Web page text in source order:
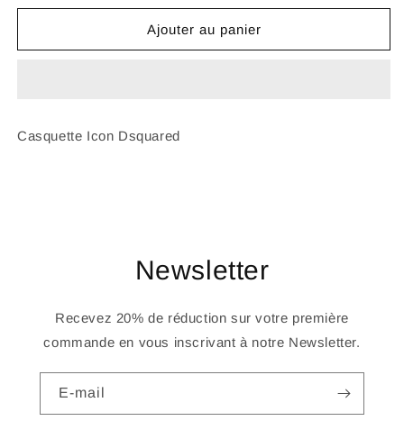
Ajouter au panier
Casquette Icon Dsquared
Newsletter
Recevez 20% de réduction sur votre première
commande en vous inscrivant à notre Newsletter.
E-mail